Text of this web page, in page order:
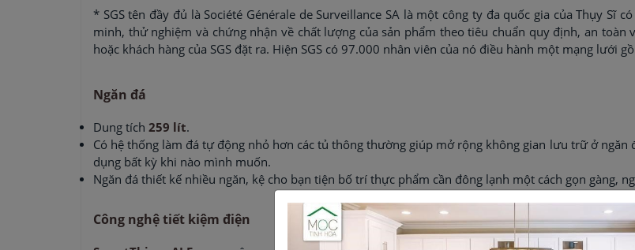
* SGS tên đầy đủ là Société Générale de Surveillance SA là một công ty đa quốc gia của Thụy Sĩ
minh, thử nghiệm và chứng nhận về chất lượng của sản phẩm theo tiêu chuẩn quy định, an toàn
hoặc khách hàng của SGS đặt ra. Hiện SGS có 97.000 nhân viên của nó điều hành một mạng lưới
Ngăn đá
Dung tích 259 lít.
Có hệ thống làm đá tự động nhỏ hơn các tủ thông thường giúp mở rộng không gian lưu trữ ở
dụng bất kỳ khi nào mình muốn.
Ngăn đá thiết kế nhiều ngăn, kệ cho bạn tiện bố trí thực phẩm cần đông lạnh một cách gọn gàng,
Công nghệ tiết kiệm điện